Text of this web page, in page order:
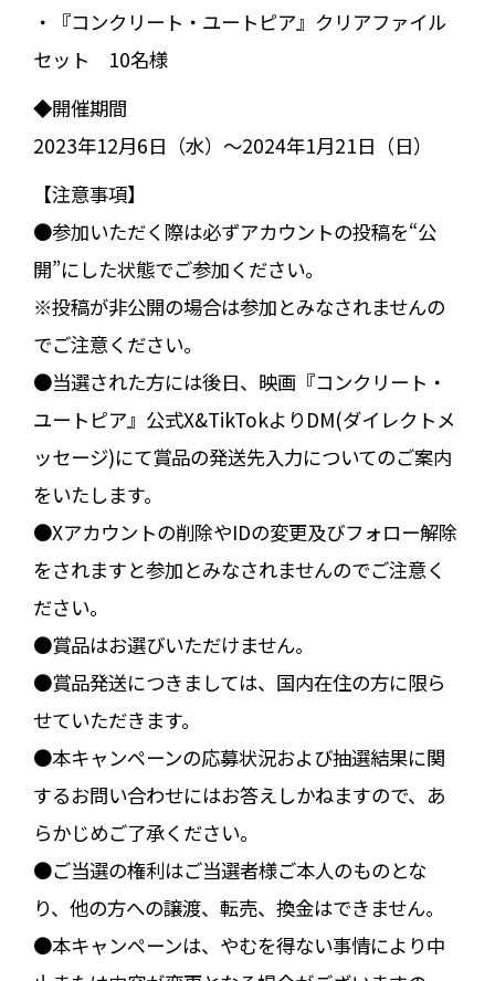
・『コンクリート・ユートピア』クリアファイル
セット 10名様
◆開催期間
2023年12月6日（水）～2024年1月21日（日）
【注意事項】
●参加いただく際は必ずアカウントの投稿を“公
開”にした状態でご参加ください。
※投稿が非公開の場合は参加とみなされませんの
でご注意ください。
●当選された方には後日、映画『コンクリート・
ユートピア』公式X&TikTokよりDM(ダイレクトメ
ッセージ)にて賞品の発送先入力についてのご案内
をいたします。
●Xアカウントの削除やIDの変更及びフォロー解除
をされますと参加とみなされませんのでご注意く
ださい。
●賞品はお選びいただけません。
●賞品発送につきましては、国内在住の方に限ら
せていただきます。
●本キャンペーンの応募状況および抽選結果に関
するお問い合わせにはお答えしかねますので、あ
らかじめご了承ください。
●ご当選の権利はご当選者様ご本人のものとな
り、他の方への譲渡、転売、換金はできません。
●本キャンペーンは、やむを得ない事情により中